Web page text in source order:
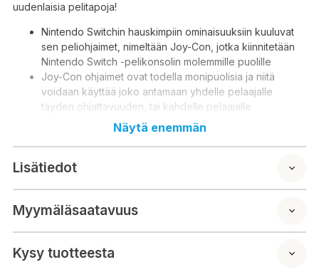
uudenlaisia pelitapoja!
Nintendo Switchin hauskimpiin ominaisuuksiin kuuluvat
sen peliohjaimet, nimeltään Joy-Con, jotka kiinnitetään
Nintendo Switch -pelikonsolin molemmille puolille
Joy-Con ohjaimet ovat todella monipuolisia ja niitä
voidaan käyttää joko antamaan yhdelle pelaajalle
täyden ohjattavuuden, tai kahdelle pelaajalle
mahdollisuuden pelata yhdessä tai toisiaan vastaan
Toimii langattomasti tai osana Switch konsolia, jolloin
ohjaimia voidaan ladata
Pakkaus sisältää vasemman ja oikean Joy-Con -
Näytä enemmän
Lisätiedot
Myymäläsaatavuus
Kysy tuotteesta